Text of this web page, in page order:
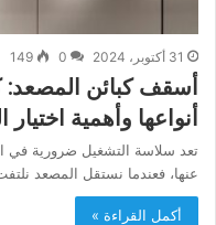
31 أكتوبر، 2024 0
149
أسقف كبائن
أنواعها وأهمية اختيار
تعد سلاسة التشغيل ضرورية في
عنها، فعندما نستقل المصعد
أكمل القراءة »